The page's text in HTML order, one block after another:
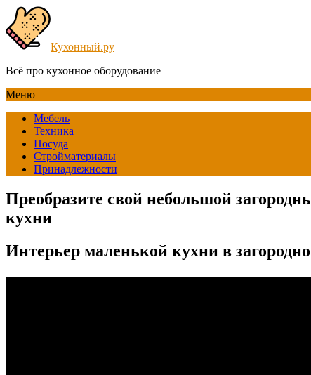
Кухонный.ру
Всё про кухонное оборудование
Меню
Мебель
Техника
Посуда
Стройматериалы
Принадлежности
Преобразите свой небольшой
кухни
Интерьер маленькой кухни в